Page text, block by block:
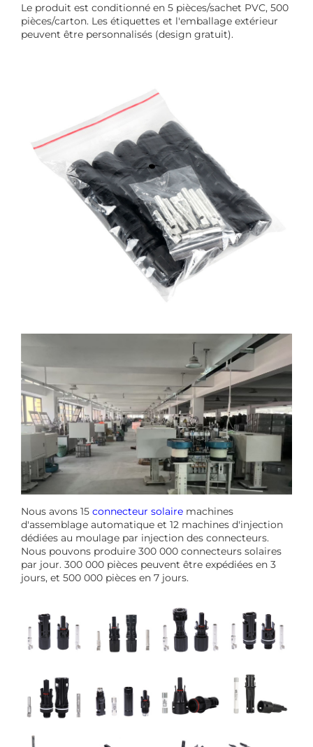
Le produit est conditionné en 5 pièces/sachet PVC, 500
pièces/carton. Les étiquettes et l'emballage extérieur
peuvent être personnalisés (design gratuit).
Nous avons 15 connecteur solaire machines
d'assemblage automatique et 12 machines d'injection
dédiées au moulage par injection des connecteurs.
Nous pouvons produire 300 000 connecteurs solaires
par jour. 300 000 pièces peuvent être expédiées en 3
jours, et 500 000 pièces en 7 jours.